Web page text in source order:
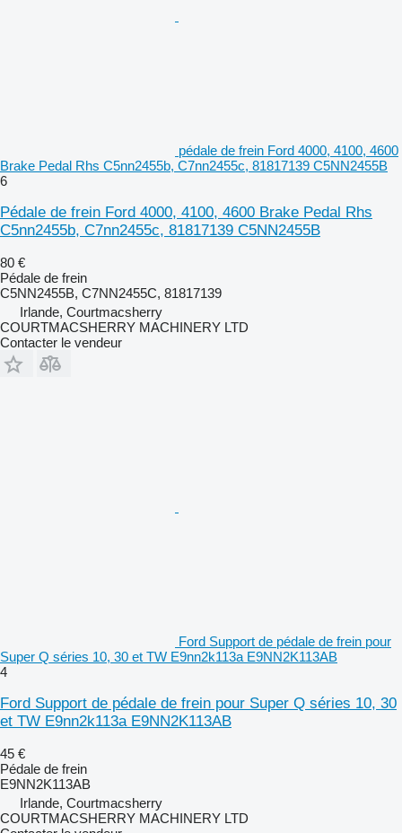
pédale de frein Ford 4000, 4100, 4600
Brake Pedal Rhs C5nn2455b, C7nn2455c, 81817139 C5NN2455B
6
Pédale de frein Ford 4000, 4100, 4600 Brake Pedal Rhs
C5nn2455b, C7nn2455c, 81817139 C5NN2455B
80 €
Pédale de frein
C5NN2455B, C7NN2455C, 81817139
Irlande, Courtmacsherry
COURTMACSHERRY MACHINERY LTD
Contacter le vendeur
Ford Support de pédale de frein pour
Super Q séries 10, 30 et TW E9nn2k113a E9NN2K113AB
4
Ford Support de pédale de frein pour Super Q séries 10, 30
et TW E9nn2k113a E9NN2K113AB
45 €
Pédale de frein
E9NN2K113AB
Irlande, Courtmacsherry
COURTMACSHERRY MACHINERY LTD